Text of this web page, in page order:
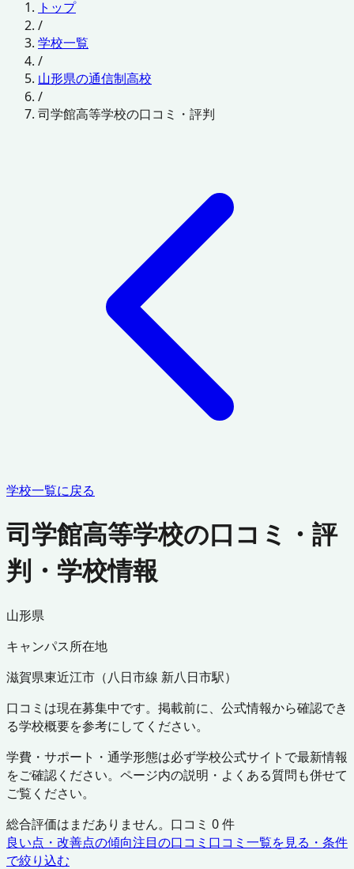
トップ
/
学校一覧
/
山形県の通信制高校
/
司学館高等学校の口コミ・評判
学校一覧に戻る
司学館高等学校の口コミ・評
判・学校情報
山形県
キャンパス所在地
滋賀県東近江市 （八日市線 新八日市駅）
口コミは現在募集中です。掲載前に、公式情報から確認でき
る学校概要を参考にしてください。
学費・サポート・通学形態は必ず学校公式サイトで最新情報
をご確認ください。ページ内の説明・よくある質問も併せて
ご覧ください。
総合評価はまだありません。口コミ 0件
良い点・改善点の傾向注目の口コミ 口コミ一覧を見る・条件
で絞り込む